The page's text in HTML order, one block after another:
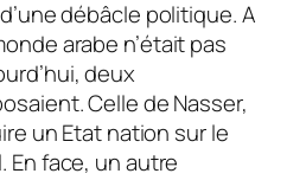
débâcle politique. A
arabe n’était pas
deux
Celle de Nasser,
un Etat nation sur le
En face, un autre